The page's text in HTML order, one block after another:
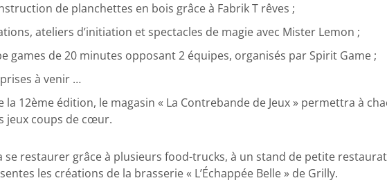
de planchettes en bois grâce à Fabrik T rêves ;
ateliers d’initiation et spectacles de magie avec Mister Lemon ;
games de 20 minutes opposant 2 équipes, organisés par Spirit Game ;
à venir …
12ème édition, le magasin « La Contrebande de Jeux » permettra à
jeux coups de cœur.
se restaurer grâce à plusieurs food-trucks, à un stand de petite
les créations de la brasserie « L’Échappée Belle » de Grilly.